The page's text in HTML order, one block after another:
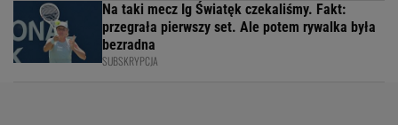
Na taki mecz Ig Światęk czekaliśmy. Fakt:
przegrała pierwszy set. Ale potem rywalka była
bezradna
SUBSKRYPCJA